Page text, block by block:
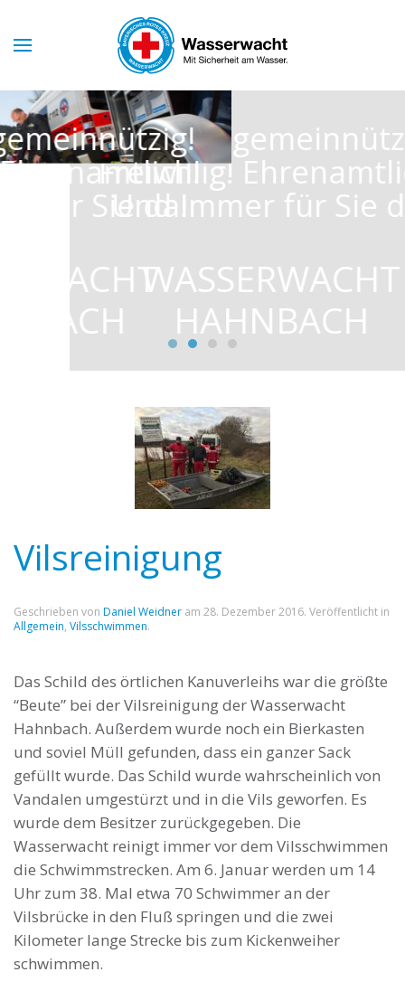
Skip to main content
Wir sind gemeinnützig!
Freiwillig! Ehrenamtlich!
Und immer für Sie da!
WASSERWACHT
HAHNBACH
Vilsreinigung
Geschrieben von Daniel Weidner am 28. Dezember 2016. Veröffentlicht in
Allgemein, Vilsschwimmen.
Das Schild des örtlichen Kanuverleihs war die größte
“Beute” bei der Vilsreinigung der Wasserwacht
Hahnbach. Außerdem wurde noch ein Bierkasten
und soviel Müll gefunden, dass ein ganzer Sack
gefüllt wurde. Das Schild wurde wahrscheinlich von
Vandalen umgestürzt und in die Vils geworfen. Es
wurde dem Besitzer zurückgegeben. Die
Wasserwacht reinigt immer vor dem Vilsschwimmen
die Schwimmstrecken. Am 6. Januar werden um 14
Uhr zum 38. Mal etwa 70 Schwimmer an der
Vilsbrücke in den Fluß springen und die zwei
Kilometer lange Strecke bis zum Kickenweiher
schwimmen.